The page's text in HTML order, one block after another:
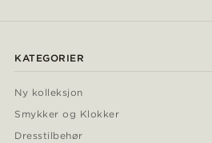
KATEGORIER
Ny kolleksjon
Smykker og Klokker
Dresstilbehør